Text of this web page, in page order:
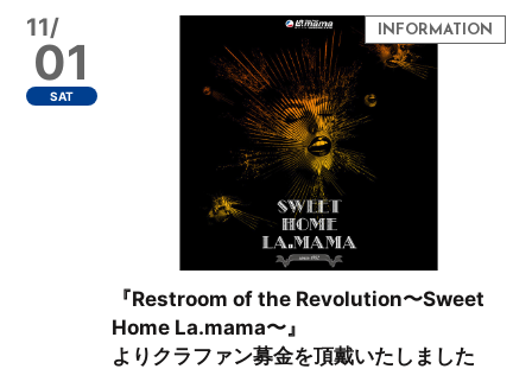
11/
01
SAT
『Restroom of the Revolution〜Sweet
Home La.mama〜』
よりクラファン募金を頂戴いたしました